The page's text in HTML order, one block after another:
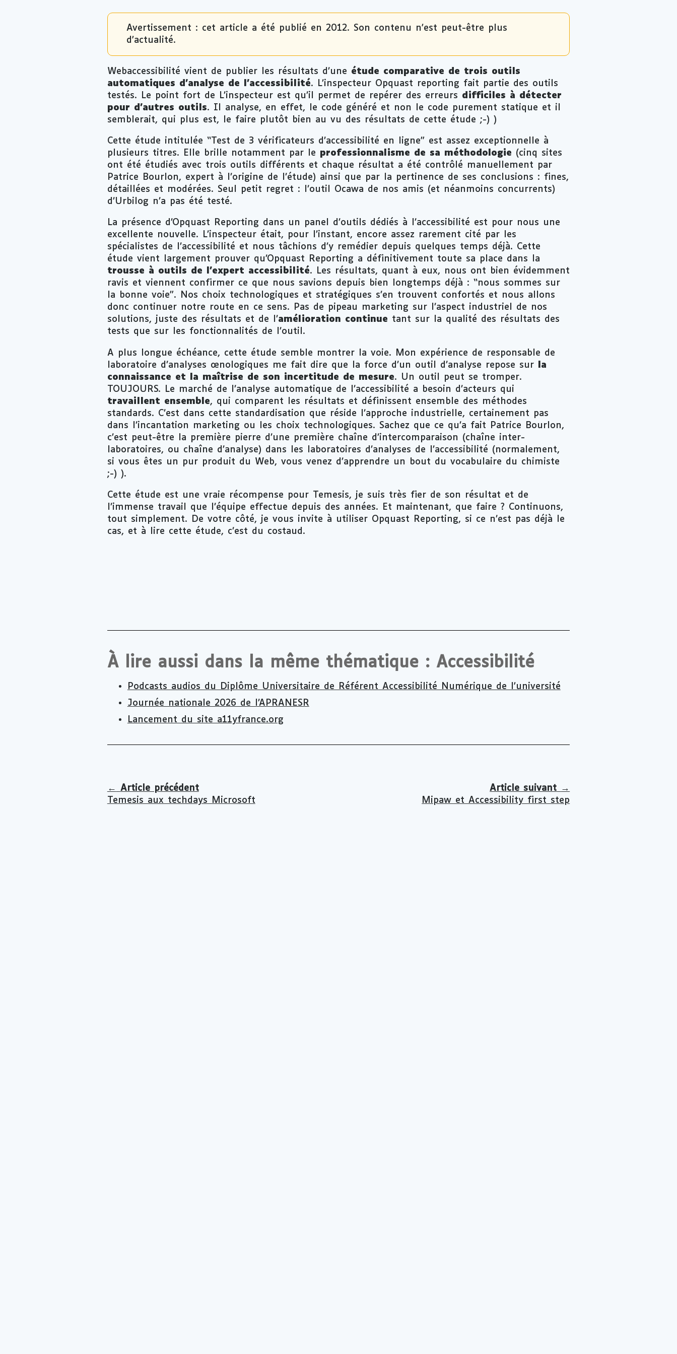
Avertissement : cet article a été publié en 2012. Son contenu n'est peut-être plus
d'actualité.
Webaccessibilité vient de publier les résultats d’une étude comparative de trois outils
automatiques d’analyse de l’accessibilité. L’inspecteur Opquast reporting fait partie des outils
testés. Le point fort de L’inspecteur est qu’il permet de repérer des erreurs difficiles à détecter
pour d’autres outils. Il analyse, en effet, le code généré et non le code purement statique et il
semblerait, qui plus est, le faire plutôt bien au vu des résultats de cette étude ;-) )
Cette étude intitulée “Test de 3 vérificateurs d’accessibilité en ligne” est assez exceptionnelle à
plusieurs titres. Elle brille notamment par le professionnalisme de sa méthodologie (cinq sites
ont été étudiés avec trois outils différents et chaque résultat a été contrôlé manuellement par
Patrice Bourlon, expert à l’origine de l’étude) ainsi que par la pertinence de ses conclusions : fines,
détaillées et modérées. Seul petit regret : l’outil Ocawa de nos amis (et néanmoins concurrents)
d’Urbilog n’a pas été testé.
La présence d’Opquast Reporting dans un panel d’outils dédiés à l’accessibilité est pour nous une
excellente nouvelle. L’inspecteur était, pour l’instant, encore assez rarement cité par les
spécialistes de l’accessibilité et nous tâchions d’y remédier depuis quelques temps déjà. Cette
étude vient largement prouver qu’Opquast Reporting a définitivement toute sa place dans la
trousse à outils de l’expert accessibilité. Les résultats, quant à eux, nous ont bien évidemment
ravis et viennent confirmer ce que nous savions depuis bien longtemps déjà : “nous sommes sur
la bonne voie”. Nos choix technologiques et stratégiques s’en trouvent confortés et nous allons
donc continuer notre route en ce sens. Pas de pipeau marketing sur l’aspect industriel de nos
solutions, juste des résultats et de l’amélioration continue tant sur la qualité des résultats des
tests que sur les fonctionnalités de l’outil.
A plus longue échéance, cette étude semble montrer la voie. Mon expérience de responsable de
laboratoire d’analyses œnologiques me fait dire que la force d’un outil d’analyse repose sur
la
connaissance et la maîtrise de son incertitude de mesure. Un outil peut se tromper.
TOUJOURS. Le marché de l’analyse automatique de l’accessibilité a besoin d’acteurs qui
travaillent ensemble, qui comparent les résultats et définissent ensemble des méthodes
standards. C’est dans cette standardisation que réside l’approche industrielle, certainement pas
dans l’incantation marketing ou les choix technologiques. Sachez que ce qu’a fait Patrice Bourlon,
c’est peut-être la première pierre d’une première chaîne d’intercomparaison (chaîne inter-
laboratoires, ou chaîne d’analyse) dans les laboratoires d’analyses de l’accessibilité (normalement,
si vous êtes un pur produit du Web, vous venez d’apprendre un bout du vocabulaire du chimiste
;-) ).
Cette étude est une vraie récompense pour Temesis, je suis très fier de son résultat et de
l’immense travail que l’équipe effectue depuis des années. Et maintenant, que faire ? Continuons,
tout simplement. De votre côté, je vous invite à utiliser Opquast Reporting, si ce n’est pas déjà le
cas, et à lire cette étude, c’est du costaud.
À lire aussi dans la même thématique : Accessibilité
Podcasts audios du Diplôme Universitaire de Référent Accessibilité Numérique de l'université
Journée nationale 2026 de l’APRANESR
Lancement du site a11yfrance.org
← Article précédent
Temesis aux techdays Microsoft
Article suivant →
Mipaw et Accessibility first step